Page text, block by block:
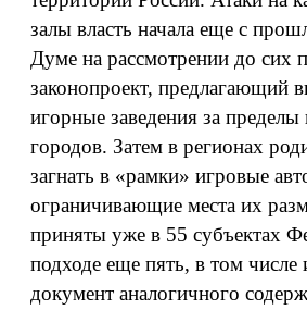
залы власть начала еще с
Думе на рассмотрении до сих
законопроект, предлагающий
игорные заведения за
городов. Затем в регионах
загнать в «рамки» игровые
ограничивающие места их
приняты уже в 55 субъектах
подходе еще пять, в том числе
документ аналогичного